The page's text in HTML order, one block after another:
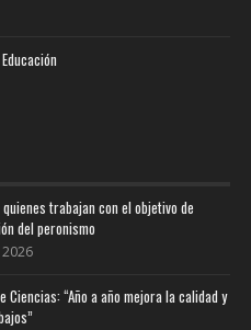
trabajan con el objetivo de
del peronismo
Ciencias: “Año a año mejora la calidad y